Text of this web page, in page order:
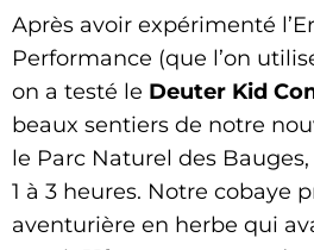
Après avoir expérimenté
Performance (que l’on
on a testé le Deuter Kid
beaux sentiers de notre
le Parc Naturel des
1 à 3 heures. Notre cobaye
aventurière en herbe qui